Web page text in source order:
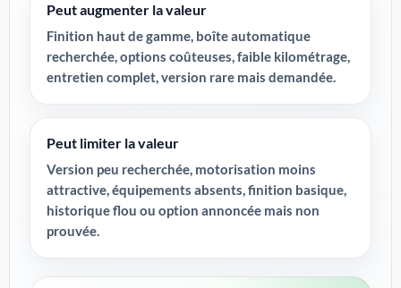
Peut augmenter la valeur
Finition haut de gamme, boîte automatique
recherchée, options coûteuses, faible kilométrage,
entretien complet, version rare mais demandée.
Peut limiter la valeur
Version peu recherchée, motorisation moins
attractive, équipements absents, finition basique,
historique flou ou option annoncée mais non
prouvée.